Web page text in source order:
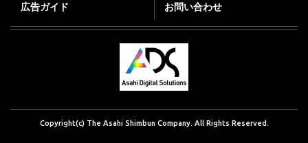
広告ガイド お問い合わせ
Copyright(c) The Asahi Shimbun Company. All Rights Reserved.